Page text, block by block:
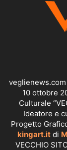
10 ottobre
Culturale
Ideatore e
Progetto
kingart.itdi
VECCHIO